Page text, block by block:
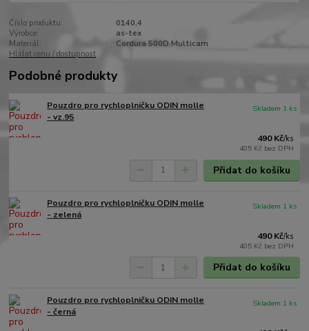
Číslo produktu:
0140,4
Výrobce:
as-tex
Materiál:
Cordura 500D Multicam
Hlídat cenu / dostupnost
Podobné produkty
Pouzdro pro rychloplničku ODIN molle
- vz.95
490 Kč/ks
405 Kč bez DPH
Skladem 1 ks
Přidat do košíku
Pouzdro pro rychloplničku ODIN molle
- zelená
490 Kč/ks
405 Kč bez DPH
Skladem 1 ks
Přidat do košíku
Pouzdro pro rychloplničku ODIN molle
- černá
Skladem 1 ks